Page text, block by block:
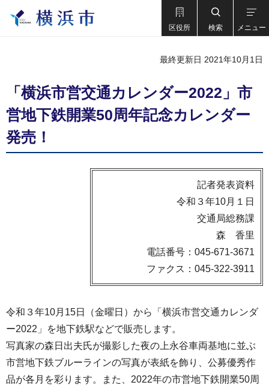
区役所 検索 メニュー
最終更新日 2021年10月1日
「横浜市営交通カレンダー2022」市
営地下鉄開業50周年記念カレンダー
発売！
記者発表資料
令和３年10月１日
交通局総務課
森 香里
電話番号：045-671-3671
ファクス：045-322-3911
令和３年10月15日（金曜日）から「横浜市営交通カレンダ
ー2022」を地下鉄駅などで販売します。
写真家の森日出夫氏が撮影した夜の上永谷車両基地に並ぶ
市営地下鉄ブルーラインの写真が表紙を飾り、公募優秀作
品が各月を彩ります。また、2022年の市営地下鉄開業50周